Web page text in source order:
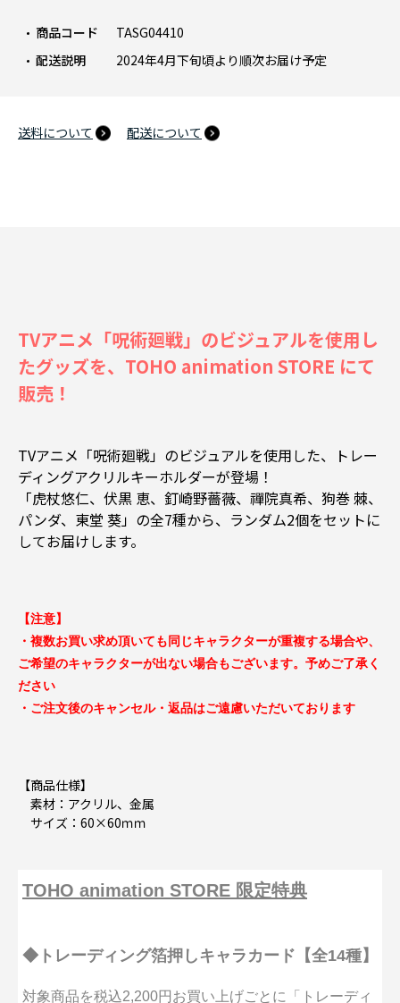
商品コード
TASG04410
配送説明
2024年4月下旬頃より順次お届け予定
送料について 配送について
TVアニメ「呪術廻戦」のビジュアルを使用し
たグッズを、TOHO animation STORE にて
販売！
TVアニメ「呪術廻戦」のビジュアルを使用した、トレー
ディングアクリルキーホルダーが登場！
「虎杖悠仁、伏黒 恵、釘崎野薔薇、禪院真希、狗巻 棘、
パンダ、東堂 葵」の全7種から、ランダム2個をセットに
してお届けします。
【注意】
・複数お買い求め頂いても同じキャラクターが重複する場合や、
ご希望のキャラクターが出ない場合もございます。予めご了承く
ださい
・ご注文後のキャンセル・返品はご遠慮いただいております
【商品仕様】
素材：アクリル、金属
サイズ：60×60ｍｍ
TOHO animation STORE 限定特典
◆トレーディング箔押しキャラカード【全14種】
対象商品を税込2,200円お買い上げごとに「トレーディ